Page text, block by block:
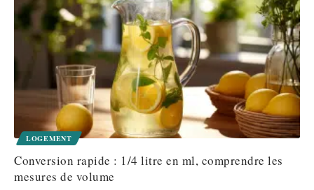
LOGEMENT
Conversion rapide : 1/4 litre en ml, comprendre les
mesures de volume